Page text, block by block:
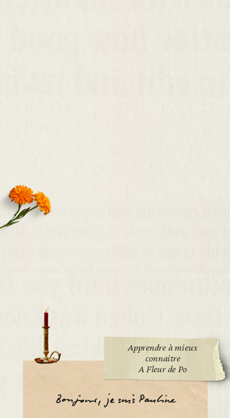
Apprendre à mieux
connaitre
A Fleur de Po
Bonjour, je suis Pauline